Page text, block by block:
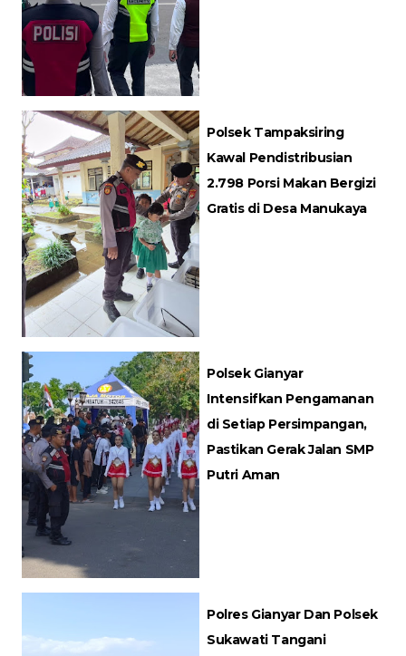
Polsek Tampaksiring
Kawal Pendistribusian
2.798 Porsi Makan Bergizi
Gratis di Desa Manukaya
Polsek Gianyar
Intensifkan Pengamanan
di Setiap Persimpangan,
Pastikan Gerak Jalan SMP
Putri Aman
Polres Gianyar Dan Polsek
Sukawati Tangani